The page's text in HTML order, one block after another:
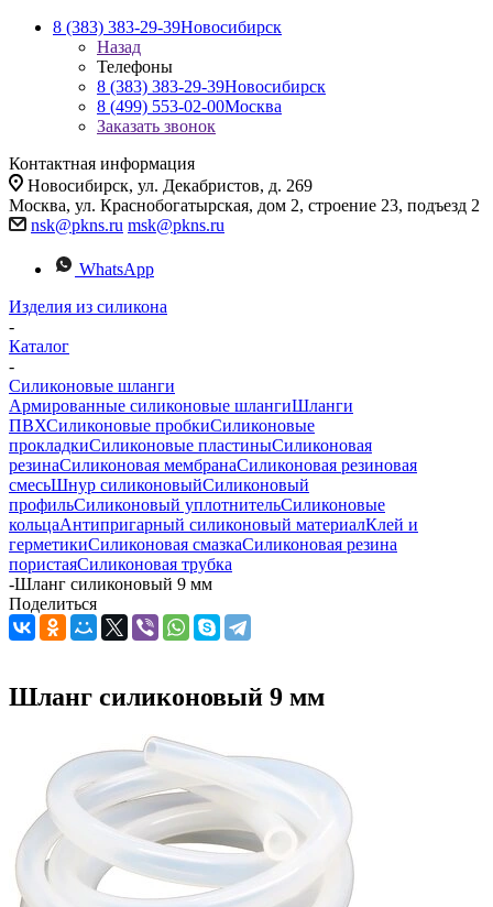
8 (383) 383-29-39Новосибирск
Назад
Телефоны
8 (383) 383-29-39Новосибирск
8 (499) 553-02-00Москва
Заказать звонок
Контактная информация
Новосибирск, ул. Декабристов, д. 269
Москва, ул. Краснобогатырская, дом 2, строение 23, подъезд 2
nsk@pkns.ru msk@pkns.ru
WhatsApp
Изделия из силикона
-
Каталог
-
Силиконовые шланги
Армированные силиконовые шлангиШланги
ПВХСиликоновые пробкиСиликоновые
прокладкиСиликоновые пластиныСиликоновая
резинаСиликоновая мембранаСиликоновая резиновая
смесьШнур силиконовыйСиликоновый
профильСиликоновый уплотнительСиликоновые
кольцаАнтипригарный силиконовый материалКлей и
герметикиСиликоновая смазкаСиликоновая резина
пористаяСиликоновая трубка
-Шланг силиконовый 9 мм
Поделиться
Шланг силиконовый 9 мм